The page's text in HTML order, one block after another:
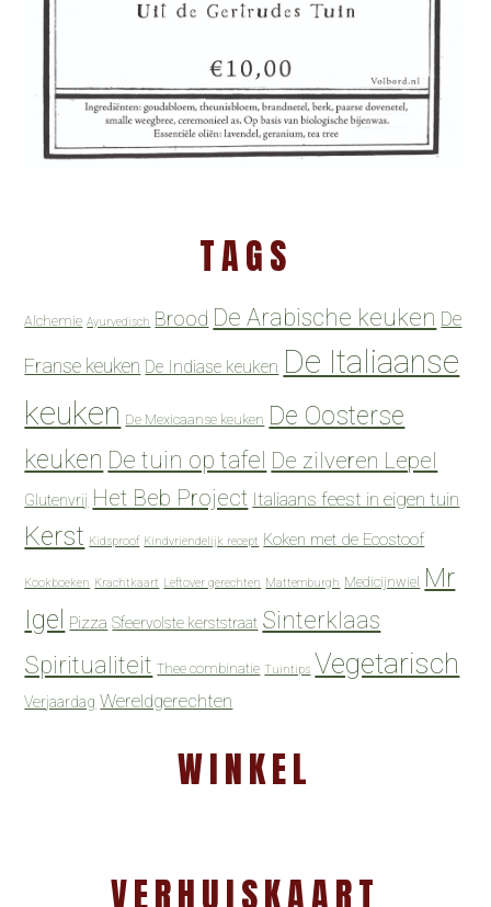
TAGS
Alchemie Ayurvedisch Brood De Arabische keuken De
Franse keuken De Indiase keuken De Italiaanse
keuken De Mexicaanse keuken De Oosterse
keuken De tuin op tafel De zilveren Lepel
Glutenvrij Het Beb Project Italiaans feest in eigen tuin
Kerst Kidsproof Kindvriendelijk recept Koken met de Ecostoof
Kookboeken Krachtkaart Leftover gerechten Mattemburgh Medicijnwiel Mr
Igel
Pizza Sfeervolste kerststraat Sinterklaas
Spiritualiteit Thee combinatie Tuintips Vegetarisch
Verjaardag Wereldgerechten
WINKEL
VERHUISKAART